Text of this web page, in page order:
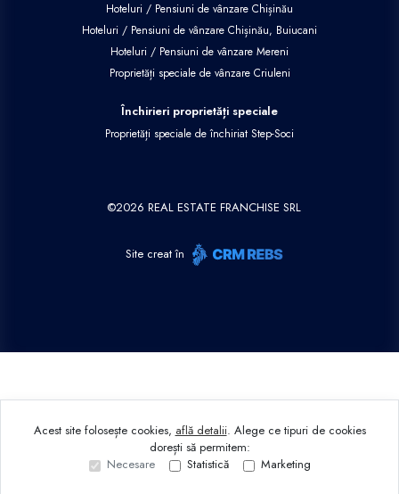
Hoteluri / Pensiuni de vânzare Chișinău
Hoteluri / Pensiuni de vânzare Chișinău, Buiucani
Hoteluri / Pensiuni de vânzare Mereni
Proprietăți speciale de vânzare Criuleni
Închirieri proprietăți speciale
Proprietăți speciale de închiriat Step-Soci
©2026 REAL ESTATE FRANCHISE SRL
Site creat în
Acest site folosește cookies, află detalii. Alege ce tipuri de cookies
dorești să permitem:
Necesare
Statistică Marketing